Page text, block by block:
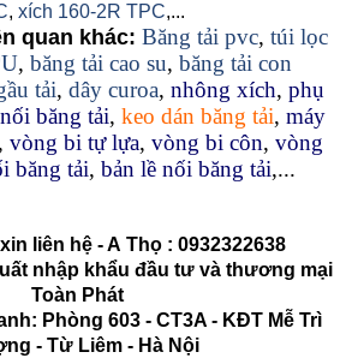
, xích 160-2R TPC,...
quan khác: Băng tải pvc, túi lọc
, băng tải cao su, băng tải con
tải, dây curoa, nhông xích, phụ
băng tải, keo dán băng tải, máy
, vòng bi tự lựa, vòng bi côn, vòng
băng tải, bản lề nối băng tải,...
liên hệ - A Thọ : 0932322638
nhập khẩu đầu tư và thương mại
Toàn Phát
Phòng 603 - CT3A - KĐT Mễ Trì
- Từ Liêm - Hà Nội